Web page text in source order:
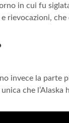
in cui fu
rievocazioni,
invece la
che l’Alaska